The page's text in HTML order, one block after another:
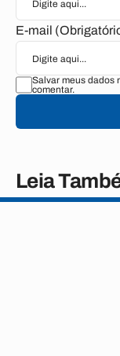
E-mail
Salvar meus dados
comentar.
Leia